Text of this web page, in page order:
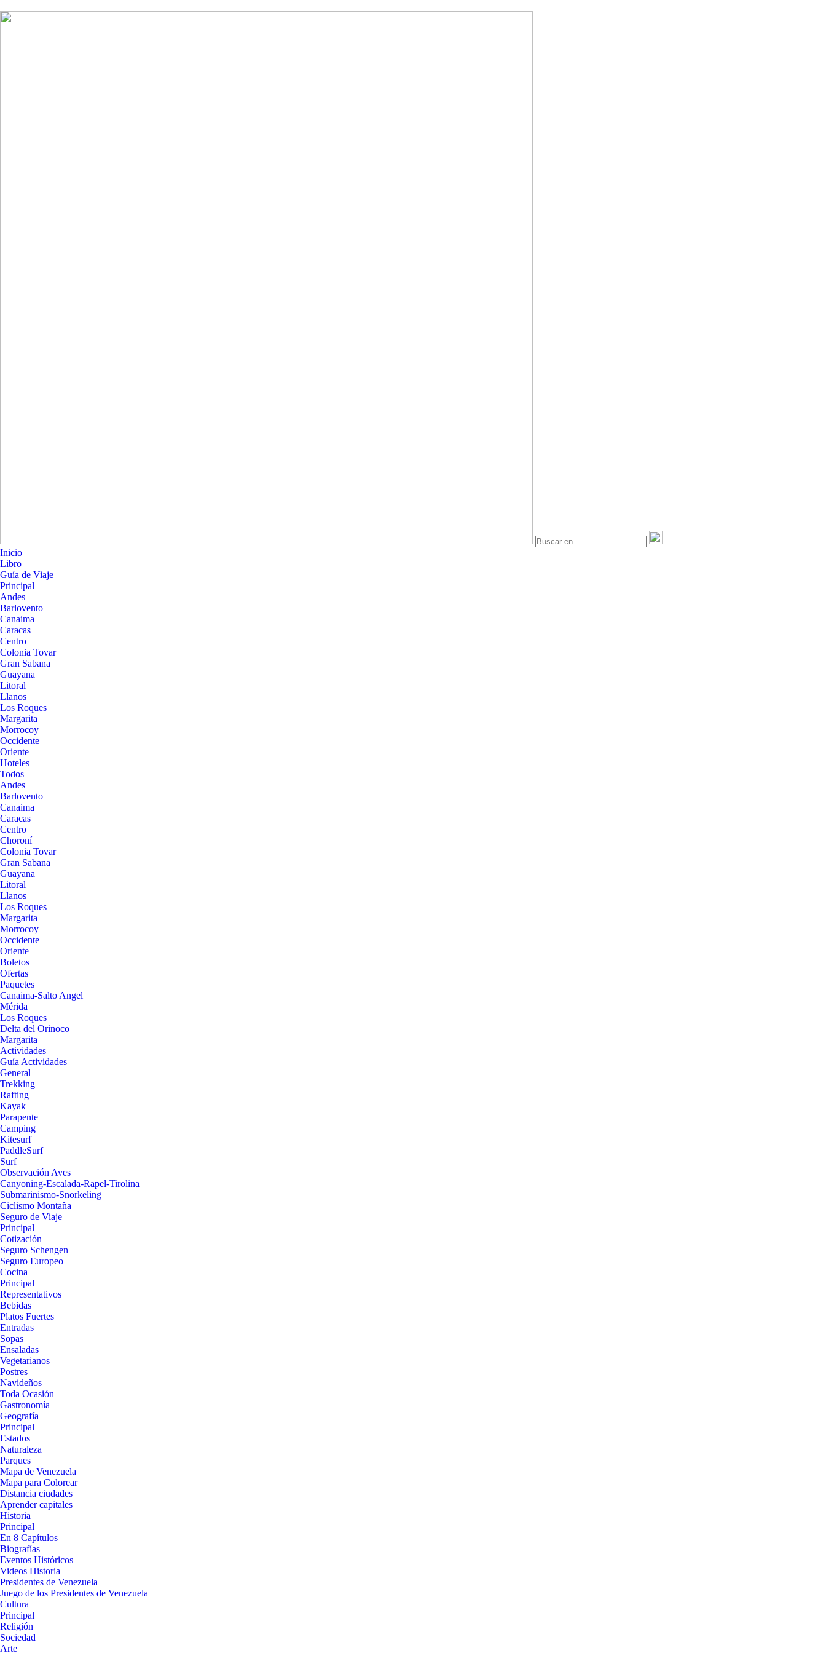
Inicio
Libro
Guía de Viaje
Principal
Andes
Barlovento
Canaima
Caracas
Centro
Colonia Tovar
Gran Sabana
Guayana
Litoral
Llanos
Los Roques
Margarita
Morrocoy
Occidente
Oriente
Hoteles
Todos
Andes
Barlovento
Canaima
Caracas
Centro
Choroní
Colonia Tovar
Gran Sabana
Guayana
Litoral
Llanos
Los Roques
Margarita
Morrocoy
Occidente
Oriente
Boletos
Ofertas
Paquetes
Canaima-Salto Angel
Mérida
Los Roques
Delta del Orinoco
Margarita
Actividades
Guía Actividades
General
Trekking
Rafting
Kayak
Parapente
Camping
Kitesurf
PaddleSurf
Surf
Observación Aves
Canyoning-Escalada-Rapel-Tirolina
Submarinismo-Snorkeling
Ciclismo Montaña
Seguro de Viaje
Principal
Cotización
Seguro Schengen
Seguro Europeo
Cocina
Principal
Representativos
Bebidas
Platos Fuertes
Entradas
Sopas
Ensaladas
Vegetarianos
Postres
Navideños
Toda Ocasión
Gastronomía
Geografía
Principal
Estados
Naturaleza
Parques
Mapa de Venezuela
Mapa para Colorear
Distancia ciudades
Aprender capitales
Historia
Principal
En 8 Capítulos
Biografías
Eventos Históricos
Videos Historia
Presidentes de Venezuela
Juego de los Presidentes de Venezuela
Cultura
Principal
Religión
Sociedad
Arte